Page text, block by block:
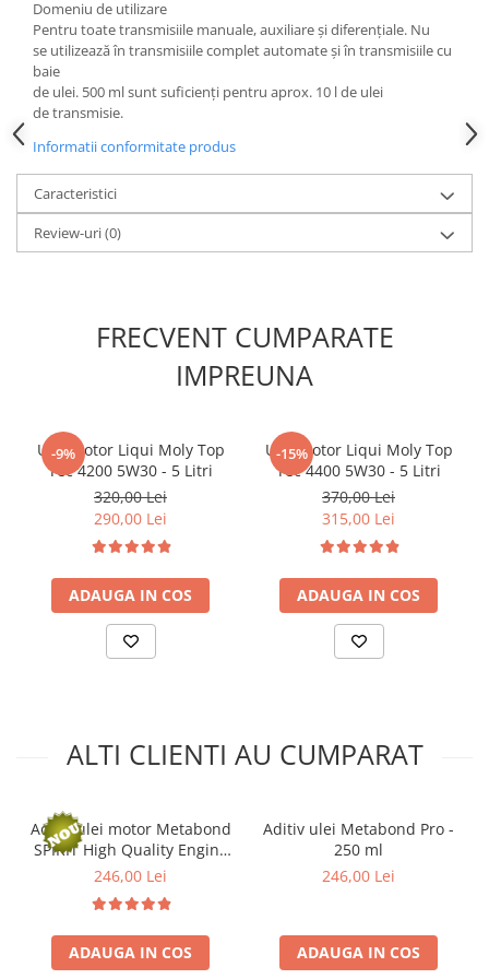
Kit lant distributie
Curea distributie
Pompa apa
Transmisie
Kit transmisie
Busoane/inele etansare
Directie/stabilizare
Bielete antiruliu
Suspensie
Amortizor
Pivot suspensie
► Accesorii auto
■ Huse scaune auto
■ Tavite auto portbagaj
■ Accesorii auto interior
■ Intretinere auto
■ Electrice auto
■ Siguranta auto
■ Truse si scule de mana
Domeniu de utilizare
Pentru toate transmisiile manuale, auxiliare şi diferenţiale. Nu
se utilizează în transmisiile complet automate şi în transmisiile cu
baie
de ulei. 500 ml sunt suficienţi pentru aprox. 10 l de ulei
de transmisie.
Informatii conformitate produs
Caracteristici
Review-uri(0)
FRECVENT CUMPARATE
IMPREUNA
-9%
Ulei motor Liqui Moly Top
Tec 4200 5W30 - 5 Litri
320,00 Lei
290,00 Lei
ADAUGA IN COS
-15%
Ulei motor Liqui Moly Top
Tec 4400 5W30 - 5 Litri
370,00 Lei
315,00 Lei
ADAUGA IN COS
ALTI CLIENTI AU CUMPARAT
Aditiv ulei motor Metabond
SPIRIT High Quality Engine
Protect - 250 ml
246,00 Lei
ADAUGA IN COS
Aditiv ulei Metabond Pro -
250 ml
246,00 Lei
ADAUGA IN COS